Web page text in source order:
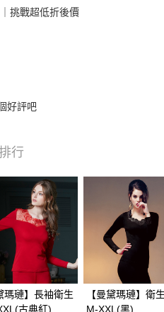
挑戰超低折後價
好評吧
行
瑪璉】長袖衛生
古典紅)
【曼黛瑪璉】衛
M-XXL(黑)